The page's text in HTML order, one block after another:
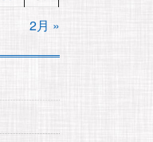
2月 »